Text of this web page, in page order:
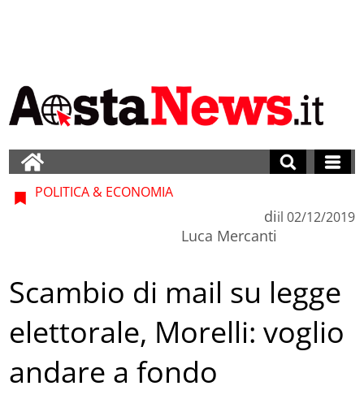
POLITICA & ECONOMIA
di
Luca Mercanti
il 02/12/2019
Scambio di mail su legge
elettorale, Morelli: voglio
andare a fondo